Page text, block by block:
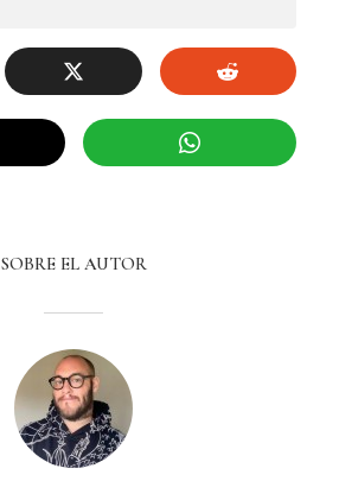
SOBRE EL AUTOR